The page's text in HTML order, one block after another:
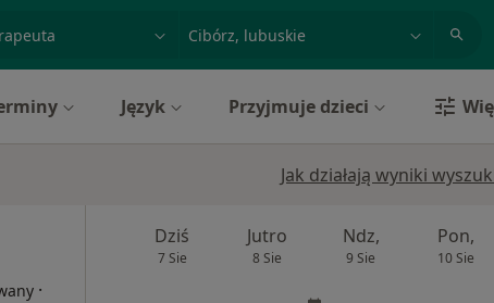
badanie lub nazwiskomiasto lub dzielnica
Język Przyjmuje dzieci
Jak działają wyniki
·
Dziś
7 Sie
Jutro
8 Sie
Ndz,
9 Sie
Pon,
10 Sie